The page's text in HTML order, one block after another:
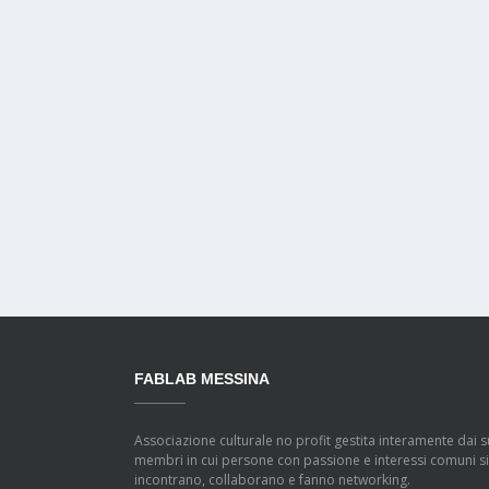
FABLAB MESSINA
Associazione culturale no profit gestita interamente dai
membri in cui persone con passione e interessi comuni si
incontrano, collaborano e fanno networking.